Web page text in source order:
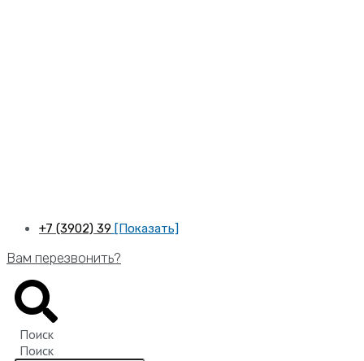
+7 (3902) 39 [Показать]
Вам перезвонить?
Поиск
Поиск